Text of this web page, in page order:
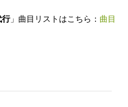
行」曲目リストはこちら： 曲目